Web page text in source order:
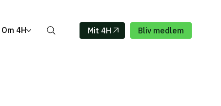
Om 4H Mit 4H Bliv medlem